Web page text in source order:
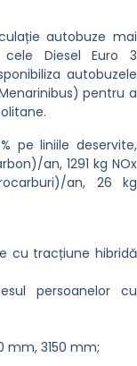
autobuze mai
Diesel Euro 3
autobuzele
pentru a
pe liniile deservite,
an, 1291 kg NOx
an, 26 kg
cu tracțiune hibridă
persoanelor cu
mm, 3150 mm;